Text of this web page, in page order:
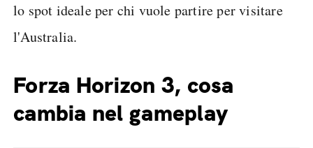
lo spot ideale per chi vuole partire per visitare
l'Australia.
Forza Horizon 3, cosa
cambia nel gameplay